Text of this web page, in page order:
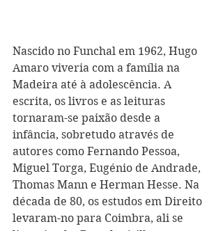
Nascido no Funchal em 1962, Hugo
Amaro viveria com a família na
Madeira até à adolescência. A
escrita, os livros e as leituras
tornaram-se paixão desde a
infância, sobretudo através de
autores como Fernando Pessoa,
Miguel Torga, Eugénio de Andrade,
Thomas Mann e Herman Hesse. Na
década de 80, os estudos em Direito
levaram-no para Coimbra, ali se